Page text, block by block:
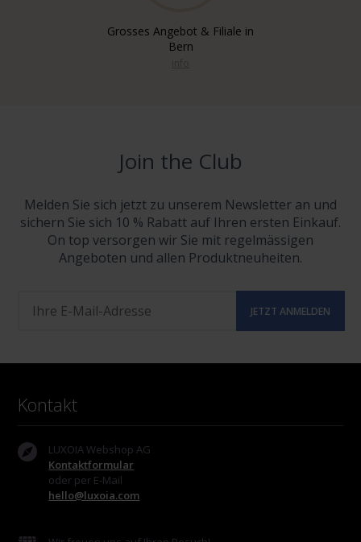
Grosses Angebot & Filiale in
Bern
Join the Club
Melden Sie sich jetzt zu unserem Newsletter an und
sichern Sie sich 10 % Rabatt auf Ihren ersten Einkauf.
On top versorgen wir Sie mit regelmässigen
Angeboten und allen Produktneuheiten.
Kontakt
LUXOIA Webshop AG
Kontaktformular
oder per E-Mail
hello@luxoia.com